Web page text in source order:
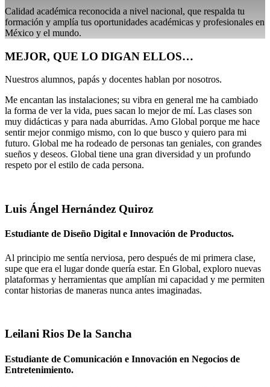
Calidad académica reconocida a nivel nacional, que respalda tu
formación y amplía tus oportunidades académicas y profesionales en
México y el mundo.
MEJOR, QUE LO DIGAN ELLOS…
Nuestros alumnos, papás y docentes hablan por nosotros.
Me encantan las instalaciones; su vibra en general me ha cambiado
la forma de ver la vida, pues sacan lo mejor de mí. Las clases son
muy didácticas y para nada aburridas. Amo Global porque me hace
sentir mejor conmigo mismo, con lo que busco y quiero para mi
futuro. Global me ha rodeado de personas tan geniales, con grandes
sueños y deseos. Global tiene una gran diversidad y un profundo
respeto por el estilo de cada persona.
Luis Ángel Hernández Quiroz
Estudiante de Diseño Digital e Innovación de Productos.
Al principio me sentía nerviosa, pero después de mi primera clase,
supe que era el lugar donde quería estar. En Global, exploro nuevas
plataformas y herramientas que amplían mi capacidad y me permiten
contar historias de maneras nunca antes imaginadas.
Leilani Rios De la Sancha
Estudiante de Comunicación e Innovación en Negocios de
Entretenimiento.